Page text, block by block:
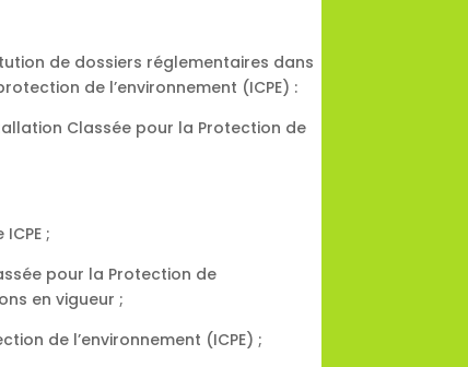
de dossiers réglementaires dans
de l’environnement (ICPE) :
Classée pour la Protection de
;
pour la Protection de
en vigueur ;
de l’environnement (ICPE) ;